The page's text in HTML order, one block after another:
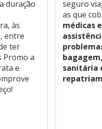
duração
às
entre
ter
Promo a
e
seguro
as que
médicas
sanitária